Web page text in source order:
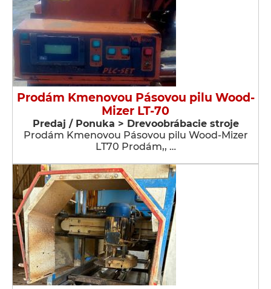
Prodám Kmenovou Pásovou pilu Wood-
Mizer LT-70
Predaj / Ponuka > Drevoobrábacie stroje
Prodám Kmenovou Pásovou pilu Wood-Mizer
LT70 Prodám,, …